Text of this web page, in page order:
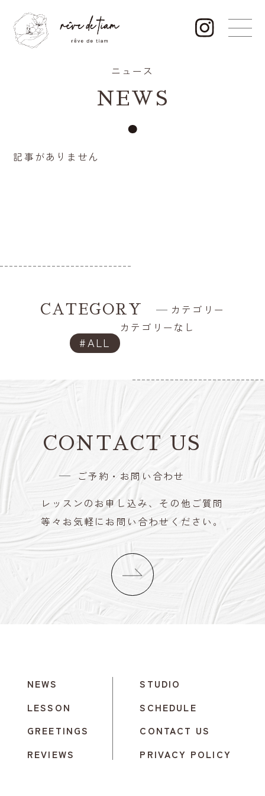
ニュース
NEWS
記事がありません
CATEGORY カテゴリー
ALL
カテゴリーなし
CONTACT US
ご予約・お問い合わせ
レッスンのお申し込み、その他ご質問
等々お気軽にお問い合わせください。
NEWS
LESSON
GREETINGS
REVIEWS
STUDIO
SCHEDULE
CONTACT US
PRIVACY POLICY